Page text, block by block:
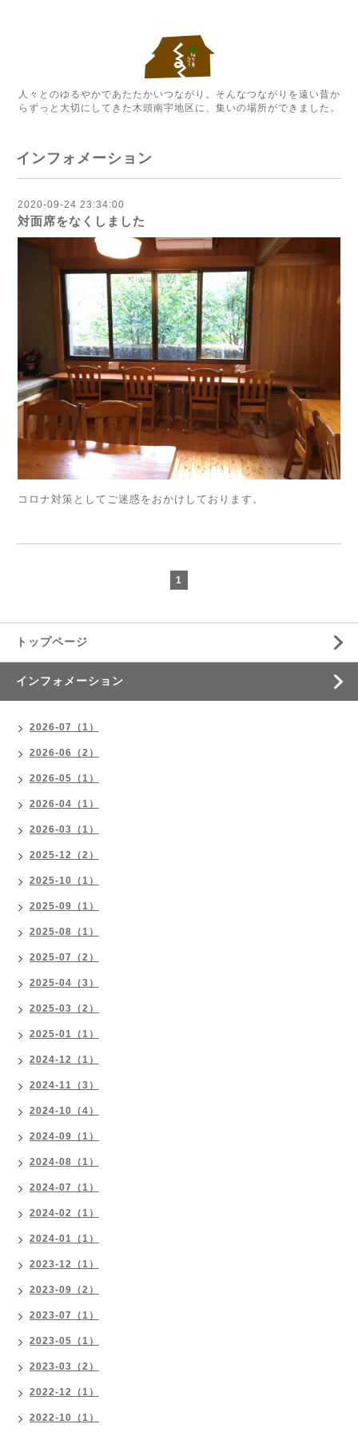
人々とのゆるやかであたたかいつながり。そんなつながりを遠い昔か
らずっと大切にしてきた木頭南宇地区に、集いの場所ができました。
インフォメーション
2020-09-24 23:34:00
対面席をなくしました
コロナ対策としてご迷惑をおかけしております。
1
トップページ
インフォメーション
2026-07（1）
2026-06（2）
2026-05（1）
2026-04（1）
2026-03（1）
2025-12（2）
2025-10（1）
2025-09（1）
2025-08（1）
2025-07（2）
2025-04（3）
2025-03（2）
2025-01（1）
2024-12（1）
2024-11（3）
2024-10（4）
2024-09（1）
2024-08（1）
2024-07（1）
2024-02（1）
2024-01（1）
2023-12（1）
2023-09（2）
2023-07（1）
2023-05（1）
2023-03（2）
2022-12（1）
2022-10（1）